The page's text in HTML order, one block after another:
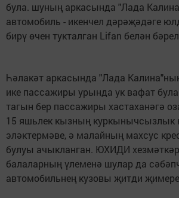
була. шуның аркасында "Лада
автомобиль - икенчел дәрәҗәдәге
бирү өчен тукталган Lifan белән
Һәлакәт аркасында "Лада
ике пассажиры урында ук вафат
тагын бер пассажиры хастаханәгә
15 яшьлек кызның куркынычсызлык
эләктермәве, ә малайның махсус
булуы ачыкланган. ЮХИДИ
балаларның үлеменә шулар да
автомобильнең кузовы җитди